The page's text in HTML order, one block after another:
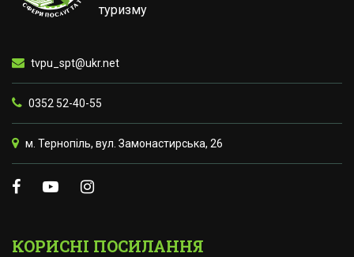
туризму
tvpu_spt@ukr.net
0352 52-40-55
м. Тернопіль, вул. Замонастирська, 26
КОРИСНІ ПОСИЛАННЯ